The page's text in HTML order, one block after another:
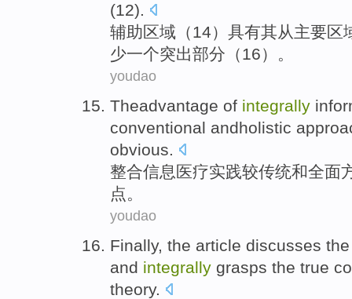
(12).
辅助区域 （14） 具有其从主要区
少一个突出部分 （16）。
youdao
Theadvantage of integrally
conventional andholistic
obvious.
整合信息 医疗实践较传统和全面
点。
youdao
Finally, the article discusses
and integrally grasps the true
theory.